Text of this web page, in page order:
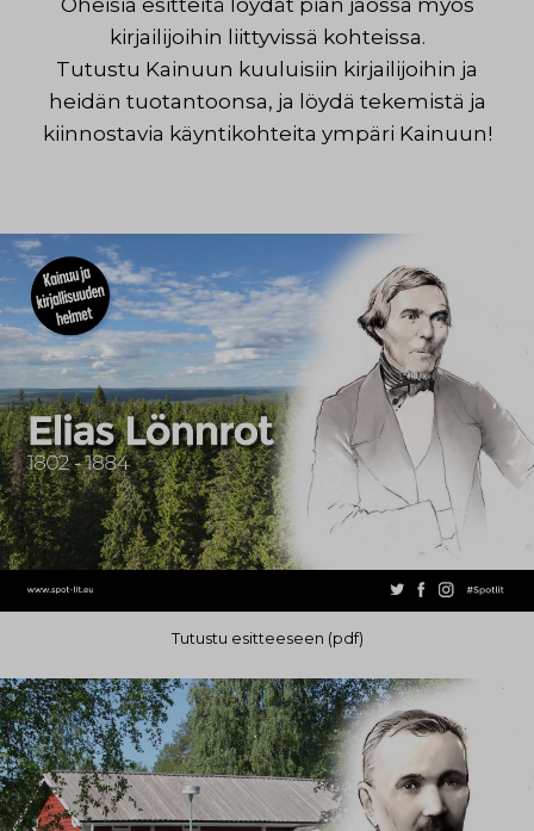
Oheisia esitteitä löydät pian jaossa myös
kirjailijoihin liittyvissä kohteissa.
Tutustu Kainuun kuuluisiin kirjailijoihin ja
heidän tuotantoonsa, ja löydä tekemistä ja
kiinnostavia käyntikohteita ympäri Kainuun!
Tutustu esitteeseen (pdf)